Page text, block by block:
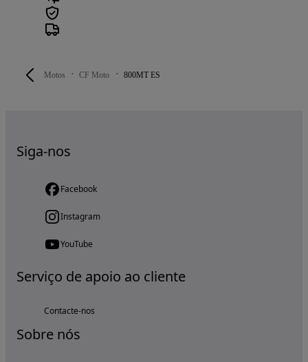
Motos CF Moto 800MT ES
Siga-nos
Facebook
Instagram
YouTube
Serviço de apoio ao cliente
Contacte-nos
Sobre nós